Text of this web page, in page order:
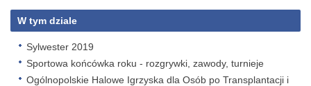
W tym dziale
Sylwester 2019
Sportowa końcówka roku - rozgrywki, zawody, turnieje
Ogólnopolskie Halowe Igrzyska dla Osób po Transplantacji i